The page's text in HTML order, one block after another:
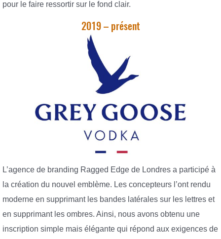
pour le faire ressortir sur le fond clair.
2019 – présent
L’agence de branding Ragged Edge de Londres a participé à
la création du nouvel emblème. Les concepteurs l’ont rendu
moderne en supprimant les bandes latérales sur les lettres et
en supprimant les ombres. Ainsi, nous avons obtenu une
inscription simple mais élégante qui répond aux exigences de